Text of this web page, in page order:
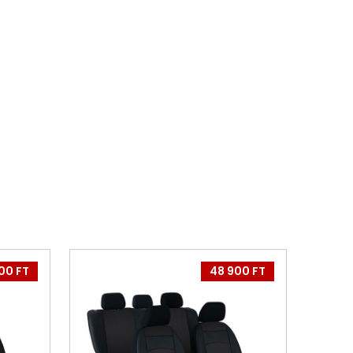
FT 48 900 FT